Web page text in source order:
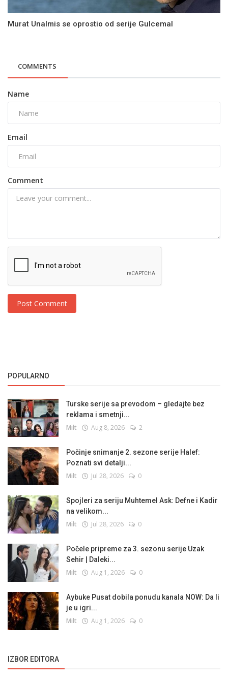
Murat Unalmis se oprostio od serije Gulcemal
COMMENTS
Name
Email
Comment
Post Comment
POPULARNO
Turske serije sa prevodom – gledajte bez
reklama i smetnji...
Milt Aug 8, 2026 2
Počinje snimanje 2. sezone serije Halef:
Poznati svi detalji...
Milt Jul 28, 2026 0
Spojleri za seriju Muhtemel Ask: Defne i Kadir
na velikom...
Milt Jul 28, 2026 0
Počele pripreme za 3. sezonu serije Uzak
Sehir | Daleki...
Milt Aug 1, 2026 0
Aybuke Pusat dobila ponudu kanala NOW: Da li
je u igri...
Milt Aug 1, 2026 0
IZBOR EDITORA